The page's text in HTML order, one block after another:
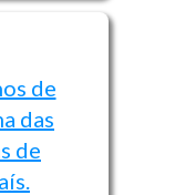
de
das
de